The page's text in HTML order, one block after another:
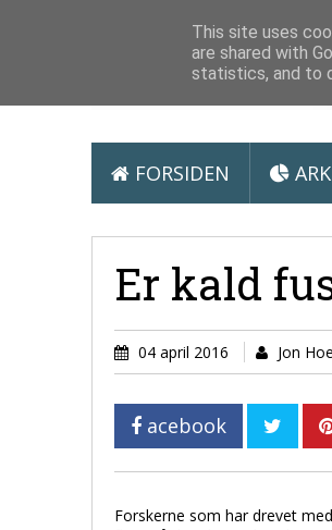
FORSIDEN
Er kald
04 april 2016 Jon
acebook
Forskerne som har drevet
This site uses
are shared with
statistics, and to